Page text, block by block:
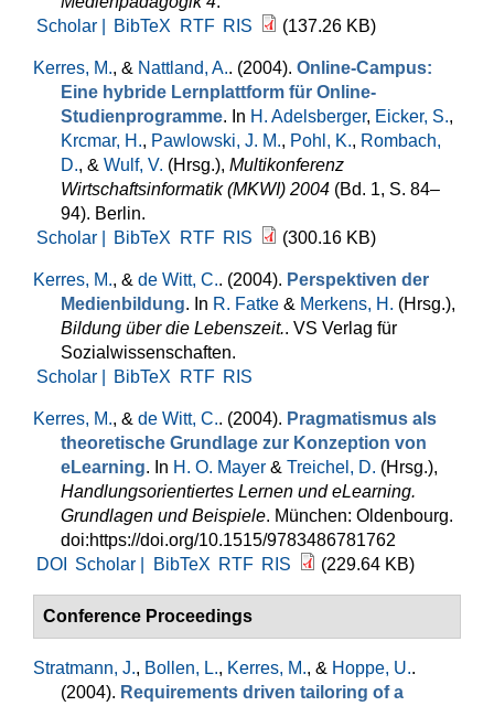
Scholar |
BibTeX RTF RIS (137.26 KB)
Kerres, M., & Nattland, A.. (2004). Online-Campus:
Eine hybride Lernplattform für Online-
Studienprogramme. In H. Adelsberger, Eicker, S.,
Krcmar, H., Pawlowski, J. M., Pohl, K., Rombach,
D., & Wulf, V. (Hrsg.), Multikonferenz
Wirtschaftsinformatik (MKWI) 2004 (Bd. 1, S. 84–
94). Berlin.
Scholar |
BibTeX RTF RIS (300.16 KB)
Kerres, M., & de Witt, C.. (2004). Perspektiven der
Medienbildung. In R. Fatke & Merkens, H. (Hrsg.),
Bildung über die Lebenszeit.. VS Verlag für
Sozialwissenschaften.
Scholar |
BibTeX RTF RIS
Kerres, M., & de Witt, C.. (2004). Pragmatismus als
theoretische Grundlage zur Konzeption von
eLearning. In H. O. Mayer & Treichel, D. (Hrsg.),
Handlungsorientiertes Lernen und eLearning.
Grundlagen und Beispiele. München: Oldenbourg.
doi:https://doi.org/10.1515/9783486781762
DOI
Scholar | BibTeX RTF RIS (229.64 KB)
Conference Proceedings
Stratmann, J., Bollen, L., Kerres, M., & Hoppe, U..
(2004). Requirements driven tailoring of a